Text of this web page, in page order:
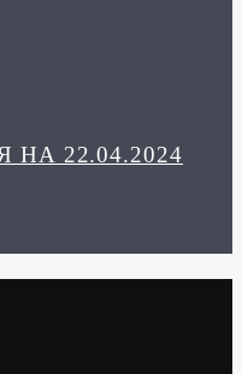
22.04.2024